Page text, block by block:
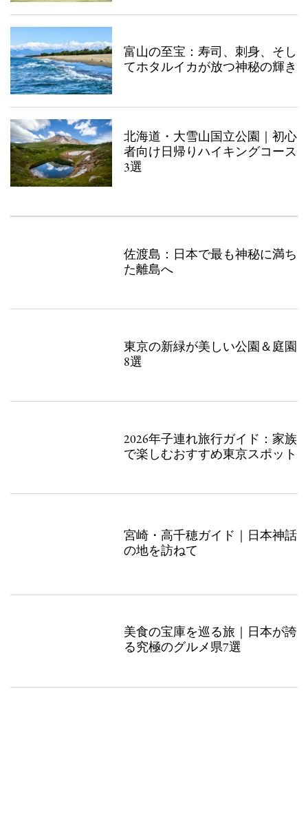
富山の至宝：寿司、刺身、そし
てホタルイカが放つ神秘の輝き
北海道・大雪山国立公園｜初心
者向け日帰りハイキングコース
3選
佐渡島：日本で最も神秘に満ち
た離島へ
東京の新緑が美しい公園＆庭園
8選
2026年子連れ旅行ガイド：家族
で楽しむおすすめ東京スポット
宮崎・高千穂ガイド｜日本神話
の地を訪ねて
美食の宝庫を巡る旅｜日本が誇
る究極のグルメ県7選